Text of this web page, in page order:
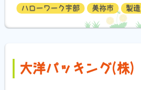
ハローワーク宇部 美祢市 製造
大洋パッキング(株)